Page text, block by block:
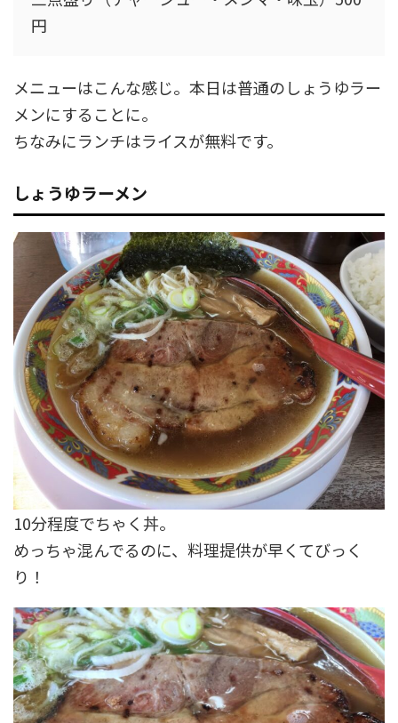
円
メニューはこんな感じ。本日は普通のしょうゆラー
メンにすることに。
ちなみにランチはライスが無料です。
しょうゆラーメン
10分程度でちゃく丼。
めっちゃ混んでるのに、料理提供が早くてびっく
り！